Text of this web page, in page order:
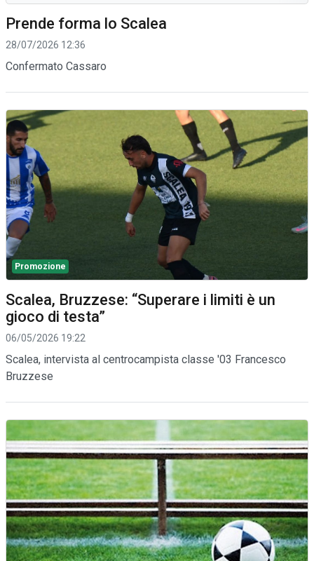
Prende forma lo Scalea
28/07/2026 12:36
Confermato Cassaro
Promozione
Scalea, Bruzzese: “Superare i limiti è un
gioco di testa”
06/05/2026 19:22
Scalea, intervista al centrocampista classe '03 Francesco
Bruzzese